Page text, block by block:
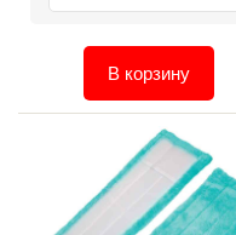
В корзину